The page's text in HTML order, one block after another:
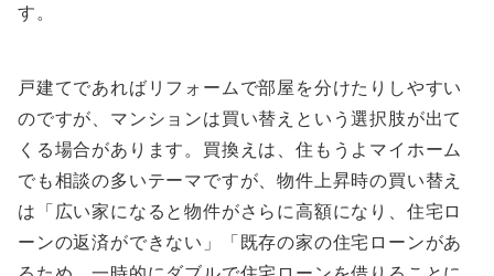
す。
戸建てであればリフォームで部屋を分けたりしやすい
のですが、マンションは買い替えという選択肢が出て
くる場合があります。買換えは、住もうよマイホーム
でも相談の多いテーマですが、物件上昇時の買い替え
は「広い家になると物件がさらに高額になり、住宅ロ
ーンの返済ができない」「既存の家の住宅ローンがあ